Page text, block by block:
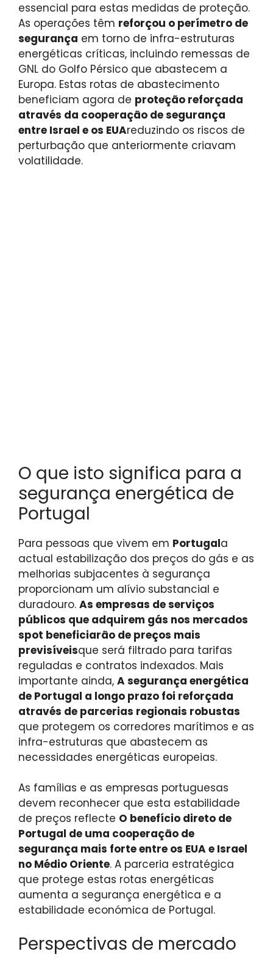
essencial para estas medidas de proteção.
As operações têm reforçou o perímetro de
segurança em torno de infra-estruturas
energéticas críticas, incluindo remessas de
GNL do Golfo Pérsico que abastecem a
Europa. Estas rotas de abastecimento
beneficiam agora de proteção reforçada
através da cooperação de segurança
entre Israel e os EUAreduzindo os riscos de
perturbação que anteriormente criavam
volatilidade.
O que isto significa para a
segurança energética de
Portugal
Para pessoas que vivem em Portugala
actual estabilização dos preços do gás e as
melhorias subjacentes à segurança
proporcionam um alívio substancial e
duradouro. As empresas de serviços
públicos que adquirem gás nos mercados
spot beneficiarão de preços mais
previsíveisque será filtrado para tarifas
reguladas e contratos indexados. Mais
importante ainda, A segurança energética
de Portugal a longo prazo foi reforçada
através de parcerias regionais robustas
que protegem os corredores marítimos e as
infra-estruturas que abastecem as
necessidades energéticas europeias.
As famílias e as empresas portuguesas
devem reconhecer que esta estabilidade
de preços reflecte O benefício direto de
Portugal de uma cooperação de
segurança mais forte entre os EUA e Israel
no Médio Oriente. A parceria estratégica
que protege estas rotas energéticas
aumenta a segurança energética e a
estabilidade económica de Portugal.
Perspectivas de mercado